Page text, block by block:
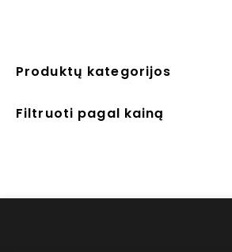
Produktų kategorijos
Filtruoti pagal kainą